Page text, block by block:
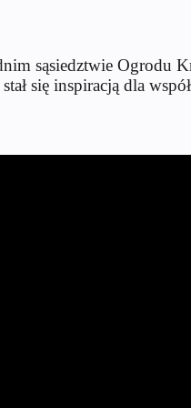
sąsiedztwie Ogrodu
się inspiracją dla